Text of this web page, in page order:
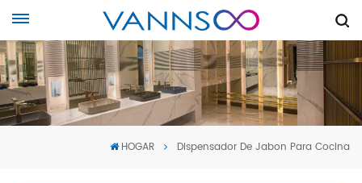
HOGAR Dispensador De Jabon Para Cocina